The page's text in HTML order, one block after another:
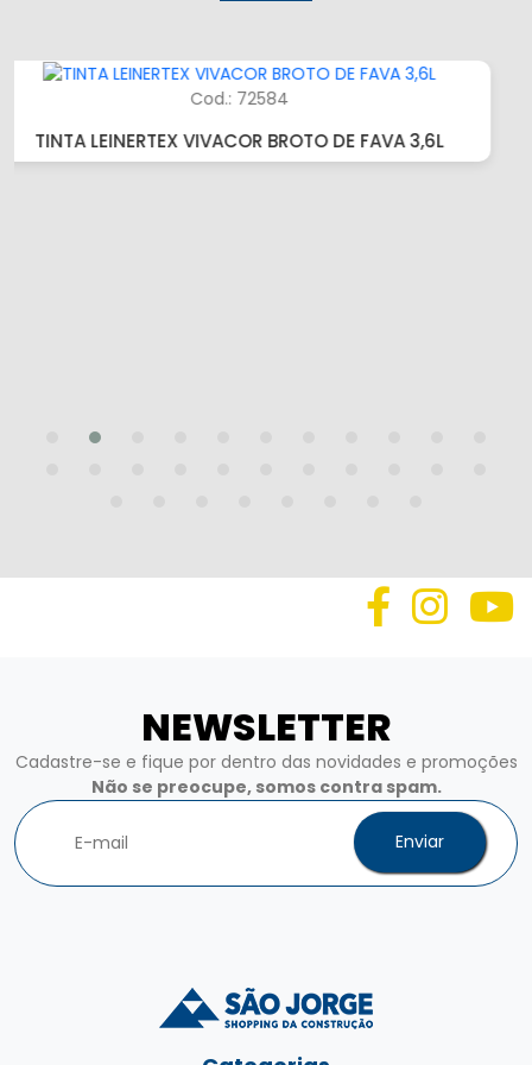
NEWSLETTER
Cadastre-se e fique por dentro das novidades e promoções
Não se preocupe, somos contra spam.
Enviar